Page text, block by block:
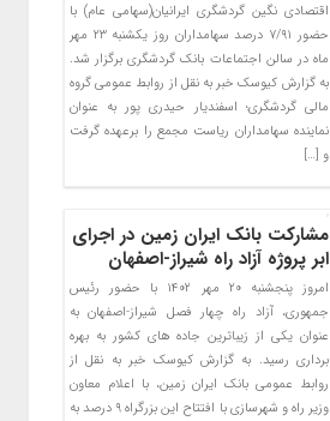
اقتصادی نگین گردشگری ایرانیان(سهامی عام) با
حضور ۷/۹۱ درصد سهامداران روز یکشنبه ۲۳ مهر
ماه در سالن اجتماعات بانک گردشگری برگزار شد.
به گزارش کیوسک خبر به نقل از روابط عمومی گروه
مالی گردشگری؛ اسفندیار حیدری پور به عنوان
نماینده سهامداران ریاست مجمع را برعهده گرفت
و […]
مشارکت بانک ایران زمین در اجرای
ابر پروژه آزاد راه شیراز-اصفهان
امروز پنجشنبه ۲۰ مهر ۱۴۰۲ با حضور رئیس
جمهوری، آزاد راه چهار فصل شیراز-اصفهان به
عنوان یکی از زیباترین جاده های کشور به بهره
برداری رسید. به گزارش کیوسک خبر به نقل از
روابط عمومی بانک ایران زمین، با اعلام معاون
وزیر راه و شهرسازی با افتتاح این بزرگراه ۹ درصد به